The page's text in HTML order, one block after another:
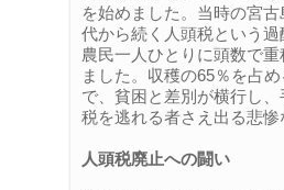
を始めました。当時の宮
代から続く人頭税という過
農民一人ひとりに頭数で
ました。収穫の65％を占
で、貧困と差別が横行し
税を逃れる者さえ出る悲惨
人頭税廃止への闘い